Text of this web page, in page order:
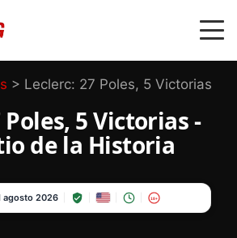
> Leclerc: 27 Poles, 5 Victorias
Poles, 5 Victorias -
de la Historia
agosto 2026 18+